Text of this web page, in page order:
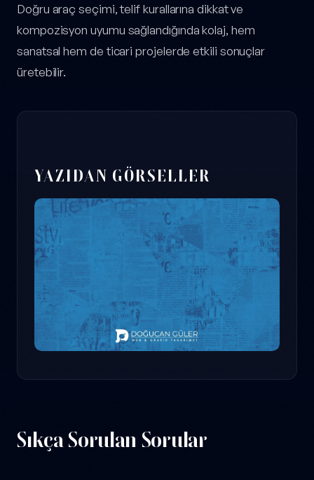
Doğru araç seçimi, telif kurallarına dikkat ve
kompozisyon uyumu sağlandığında kolaj, hem
sanatsal hem de ticari projelerde etkili sonuçlar
üretebilir.
YAZIDAN GÖRSELLER
Sıkça Sorulan Sorular